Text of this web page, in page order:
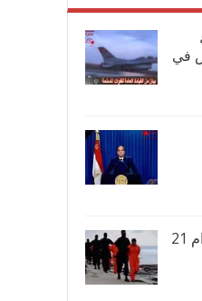
في
داعش ليبيا تعلن اعدام 21